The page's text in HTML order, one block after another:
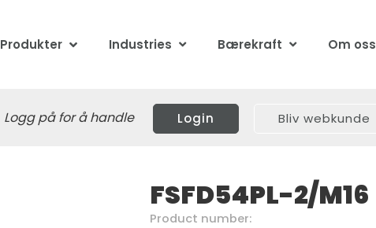
Produkter Industries Bærekraft Om oss
Logg på for å handle Login Bliv webkunde
FSFD54PL-2/M16
Product number: